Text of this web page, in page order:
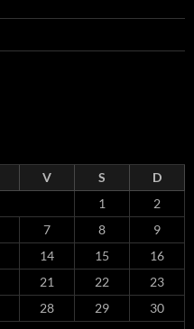
V S
D
1
2
7 8
9
14 15
16
21 22
23
28 29
30